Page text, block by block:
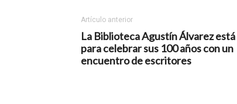
Artículo anterior
La Biblioteca Agustín Álvarez
para celebrar sus 100 años con un
encuentro de escritores